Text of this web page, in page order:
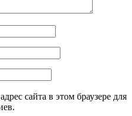
сайта в этом браузере для